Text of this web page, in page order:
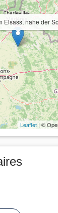
Elsass, nahe der
Leaflet | ©